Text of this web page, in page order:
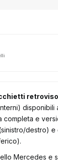
disponibili
completa e
destro) e
Mercedes e